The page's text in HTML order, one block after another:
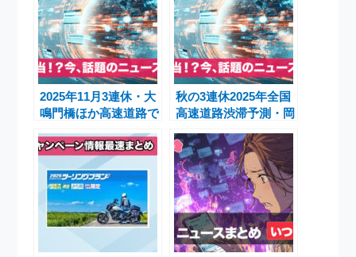
2025年11月3連休・大
鳴門橋ほか高速道路で
西日本・徳島バスが呼
びかけ
秋の3連休2025年全国
高速道路渋滞予測・岡
NEXCO西日本最新発
表